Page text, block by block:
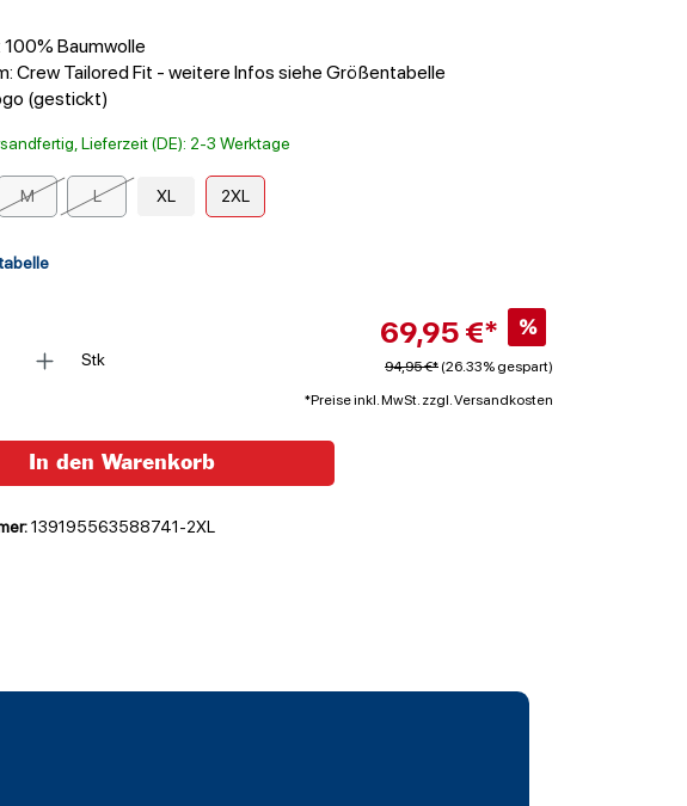
100% Baumwolle
Crew Tailored Fit - weitere Infos siehe Größentabelle
(gestickt)
Lieferzeit (DE): 2-3 Werktage
M L XL 2XL
Stk
69,95 €* %
94,95 €* (26.33% gespart)
*Preise inkl. MwSt. zzgl. Versandkosten
In den Warenkorb
139195563588741-2XL